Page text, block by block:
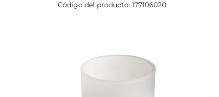
Código del producto: 177106020